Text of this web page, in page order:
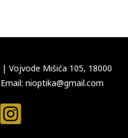
| Vojvode Mišića 105, 18000
Email: nioptika@gmail.com